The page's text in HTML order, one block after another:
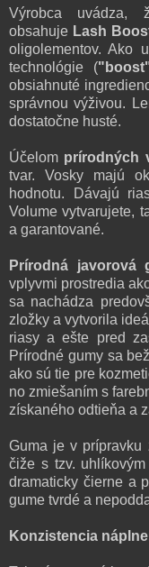
Výrobca uvádza,
obsahuje Lash
oligolementov. Ako
technológie (
obsiahnuté
správnou výživou.
dostatočne husté.
Účelom prírodných
tvar. Vosky majú
hodnotu. Dávajú
Volume vytvarujete,
a garantované.
Prírodná javorová
vplyvmi prostredia
sa nachádza
zložky a vytvorila
riasy a ešte pred
Prírodné gumy sa
ako sú tie pre
no zmiešaním s
získaného odtieňa a
Guma je v prípravku
čiže s tzv.
dramaticky čierne a
gume tvrdé a
Konzistencia